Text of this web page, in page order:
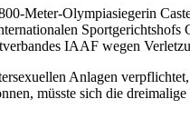
Meter-Olympiasiegerin
IAAF wegen
Anlagen
müsste sich die